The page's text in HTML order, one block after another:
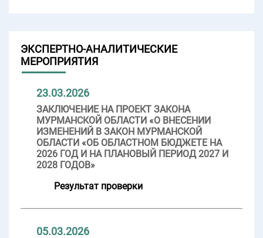
ЭКСПЕРТНО-АНАЛИТИЧЕСКИЕ
МЕРОПРИЯТИЯ
23.03.2026
ЗАКЛЮЧЕНИЕ НА ПРОЕКТ ЗАКОНА
МУРМАНСКОЙ ОБЛАСТИ «О ВНЕСЕНИИ
ИЗМЕНЕНИЙ В ЗАКОН МУРМАНСКОЙ
ОБЛАСТИ «ОБ ОБЛАСТНОМ БЮДЖЕТЕ НА
2026 ГОД И НА ПЛАНОВЫЙ ПЕРИОД 2027 И
2028 ГОДОВ»
Результат проверки
05.03.2026